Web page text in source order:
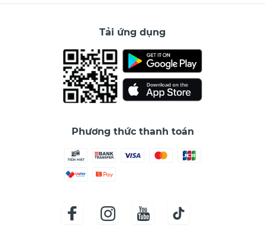
Tải ứng dụng
Phương thức thanh toán